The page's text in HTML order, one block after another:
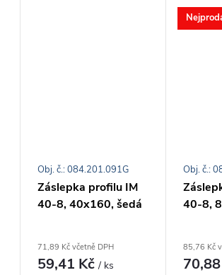
Záslepka profilu IM
40-8, 40x160, šedá
71,89 Kč včetně DPH
59,41 Kč/ ks
Obj. č.: 084.201.091G
40-8,
85,76 Kč
Obj. č.: